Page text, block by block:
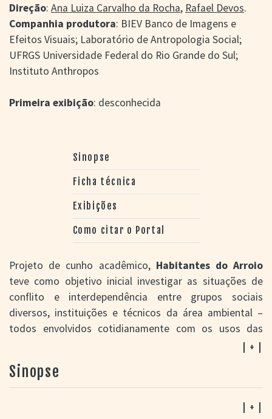
> DISCOGRAFIAS
> BIBLIOGRAFIAS
CONTATO E
LOCALIZAÇÃO
Direção: Ana Luiza Carvalho da Rocha, Rafael Devos.
Companhia produtora: BIEV Banco de Imagens e
Efeitos Visuais; Laboratório de Antropologia Social;
UFRGS Universidade Federal do Rio Grande do Sul;
Instituto Anthropos
Primeira exibição: desconhecida
Sinopse
Ficha técnica
Exibições
Como citar o Portal
Projeto de cunho acadêmico, Habitantes do Arroio
teve como objetivo inicial investigar as situações de
conflito e interdependência entre grupos sociais
diversos, instituições e técnicos da área ambiental –
todos envolvidos cotidianamente com os usos das
águas do Arroio Dilúvio, em Porto Alegre. Os
UFRGS e Instituto Anthropos, produziram vídeos de
curta duração, reunindo dados etnográficos e
conduzindo entrevistas com várias pessoas, entre 2009
| + |
Sinopse
| + |